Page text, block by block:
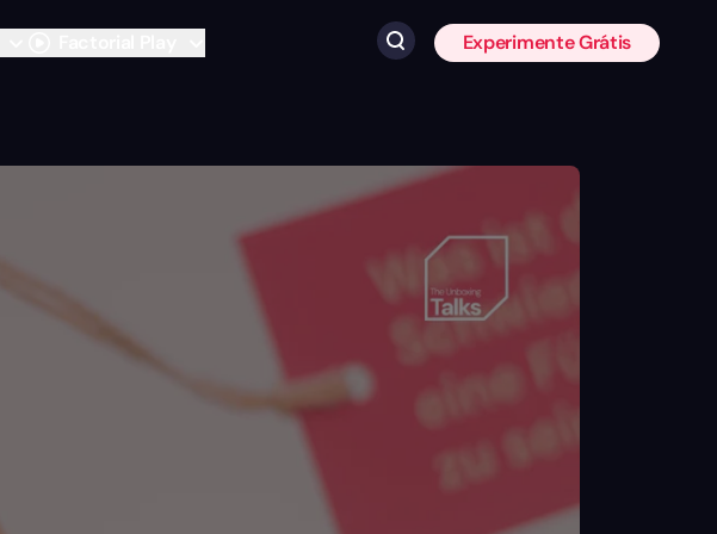
Clique para pesquisar
Experimente Grátis